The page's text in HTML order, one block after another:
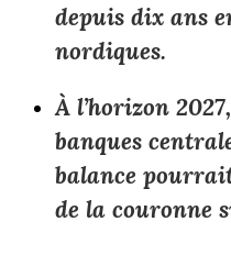
depuis dix ans
nordiques.
À l’horizon
banques
balance
de la couronne